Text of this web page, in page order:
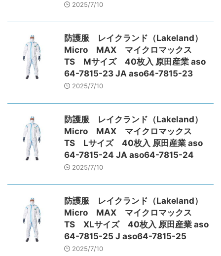
2025/7/10
防護服 レイクランド（Lakeland）
Micro MAX マイクロマックス
TS Mサイズ 40枚入 原田産業 aso
64-7815-23 JA aso64-7815-23
2025/7/10
防護服 レイクランド（Lakeland）
Micro MAX マイクロマックス
TS Lサイズ 40枚入 原田産業 aso
64-7815-24 JA aso64-7815-24
2025/7/10
防護服 レイクランド（Lakeland）
Micro MAX マイクロマックス
TS XLサイズ 40枚入 原田産業 aso
64-7815-25 J aso64-7815-25
2025/7/10